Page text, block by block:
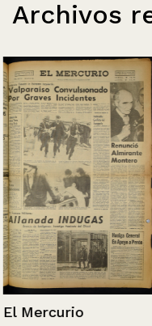
Archivos
El Mercurio